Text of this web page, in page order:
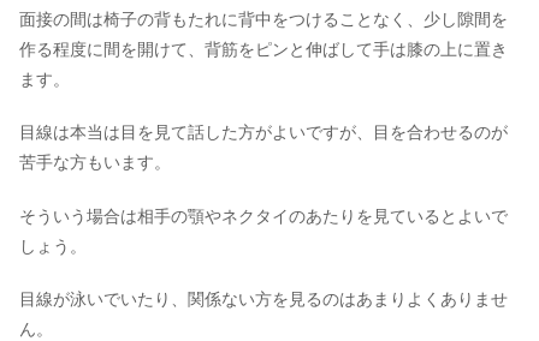
面接の間は椅子の背もたれに背中をつけることなく、少し隙間を
作る程度に間を開けて、背筋をピンと伸ばして手は膝の上に置き
ます。
目線は本当は目を見て話した方がよいですが、目を合わせるのが
苦手な方もいます。
そういう場合は相手の顎やネクタイのあたりを見ているとよいで
しょう。
目線が泳いでいたり、関係ない方を見るのはあまりよくありませ
ん。